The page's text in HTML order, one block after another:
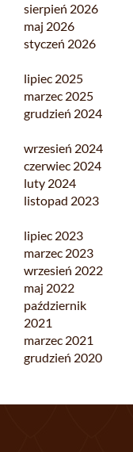
sierpień 2026
maj 2026
styczeń 2026
lipiec 2025
marzec 2025
grudzień 2024
wrzesień 2024
czerwiec 2024
luty 2024
listopad 2023
lipiec 2023
marzec 2023
wrzesień 2022
maj 2022
październik
2021
marzec 2021
grudzień 2020